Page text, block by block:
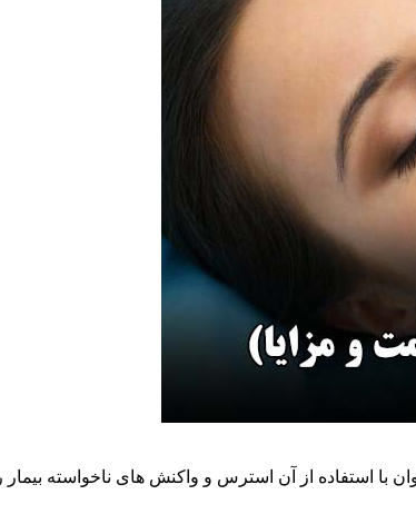
استفاده از آن استرس و واکنش های ناخواسته بیمار